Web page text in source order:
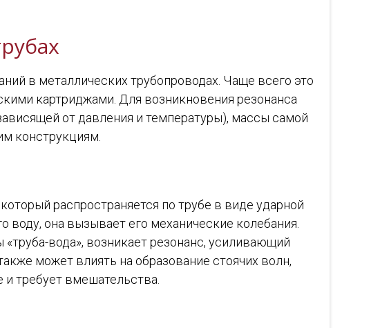
в металлических трубопроводах. Чаще всего это
картриджами. Для возникновения резонанса
от давления и температуры), массы самой
конструкциям.
распространяется по трубе в виде ударной
воду, она вызывает его механические колебания.
вода», возникает резонанс, усиливающий
может влиять на образование стоячих волн,
требует вмешательства.